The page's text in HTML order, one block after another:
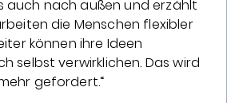
nach außen und erzählt
die Menschen flexibler
können ihre Ideen
selbst verwirklichen. Das wird
gefordert.“